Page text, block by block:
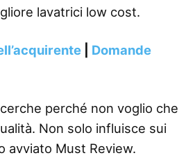
lavatrici low cost.
Domande
perché non voglio che
Non solo influisce sui
avviato Must Review.